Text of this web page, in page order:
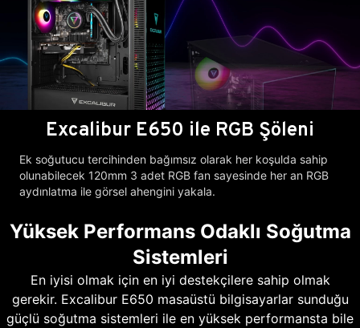
Excalibur E650 ile RGB Şöleni
Ek soğutucu tercihinden bağımsız olarak her koşulda sahip
olunabilecek 120mm 3 adet RGB fan sayesinde her an RGB
aydınlatma ile görsel ahengini yakala.
Yüksek Performans Odaklı Soğutma
Sistemleri
En iyisi olmak için en iyi destekçilere sahip olmak
gerekir. Excalibur E650 masaüstü bilgisayarlar sunduğu
güçlü soğutma sistemleri ile en yüksek performansta bile